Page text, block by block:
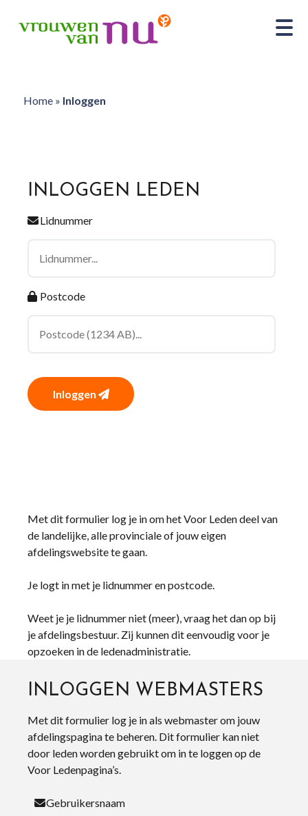
Home» Inloggen
INLOGGEN LEDEN
Lidnummer
Postcode
Inloggen
Met dit formulier log je in om het Voor Leden deel van
de landelijke, alle provinciale of jouw eigen
afdelingswebsite te gaan.
Je logt in met je lidnummer en postcode.
Weet je je lidnummer niet (meer), vraag het dan op bij
je afdelingsbestuur. Zij kunnen dit eenvoudig voor je
opzoeken in de ledenadministratie.
INLOGGEN WEBMASTERS
Met dit formulier log je in als webmaster om jouw
afdelingspagina te beheren. Dit formulier kan niet
door leden worden gebruikt om in te loggen op de
Voor Ledenpagina’s.
Gebruikersnaam